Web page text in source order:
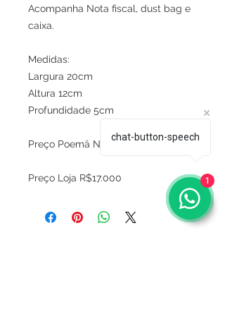
Acompanha Nota fiscal, dust bag e
caixa.
Medidas:
Largura 20cm
Altura 12cm
Profundidade 5cm
Preço Poemä Noire R$5.950
Preço Loja R$17.000
chat-button-speech
1